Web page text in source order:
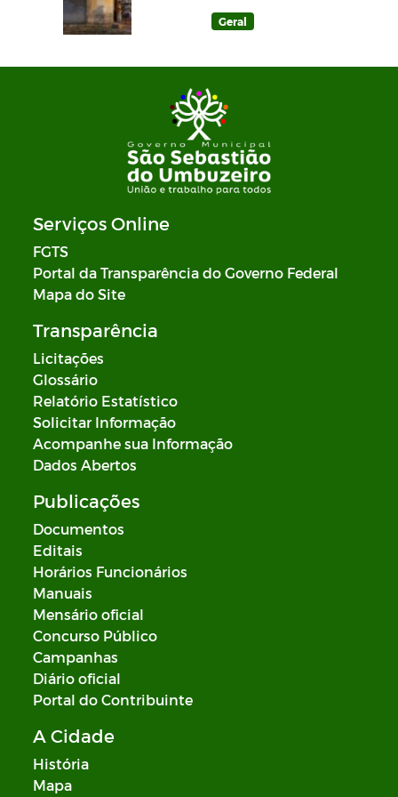
Geral
Serviços Online
FGTS
Portal da Transparência do Governo Federal
Mapa do Site
Transparência
Licitações
Glossário
Relatório Estatístico
Solicitar Informação
Acompanhe sua Informação
Dados Abertos
Publicações
Documentos
Editais
Horários Funcionários
Manuais
Mensário oficial
Concurso Público
Campanhas
Diário oficial
Portal do Contribuinte
A Cidade
História
Mapa